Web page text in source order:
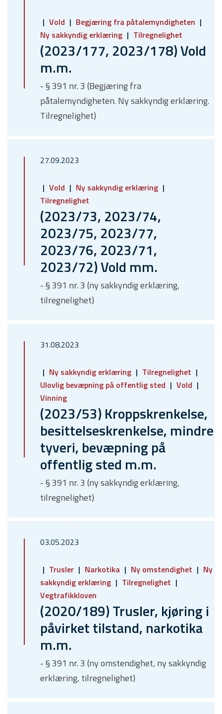
Vold
Begjæring fra påtalemyndigheten
Ny sakkyndig erklæring
Tilregnelighet
(2023/177, 2023/178) Vold
m.m.
- § 391 nr. 3 (Begjæring fra
påtalemyndigheten. Ny sakkyndig erklæring.
Tilregnelighet)
27.09.2023
Vold
Ny sakkyndig erklæring
Tilregnelighet
(2023/73, 2023/74,
2023/75, 2023/77,
2023/76, 2023/71,
2023/72) Vold mm.
- § 391 nr. 3 (ny sakkyndig erklæring,
tilregnelighet)
31.08.2023
Ny sakkyndig erklæring
Tilregnelighet
Ulovlig bevæpning på offentlig sted
Vold
Vinning
(2023/53) Kroppskrenkelse,
besittelseskrenkelse, mindre
tyveri, bevæpning på
offentlig sted m.m.
- § 391 nr. 3 (ny sakkyndig erklæring,
tilregnelighet)
03.05.2023
Trusler Narkotika Ny omstendighet
Ny
sakkyndig erklæring
Tilregnelighet
Vegtrafikkloven
(2020/189) Trusler, kjøring i
påvirket tilstand, narkotika
m.m.
- § 391 nr. 3 (ny omstendighet, ny sakkyndig
erklæring, tilregnelighet)